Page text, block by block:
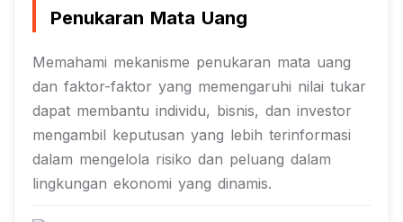
Penukaran Mata Uang
Memahami mekanisme penukaran mata uang
dan faktor-faktor yang memengaruhi nilai tukar
dapat membantu individu, bisnis, dan investor
mengambil keputusan yang lebih terinformasi
dalam mengelola risiko dan peluang dalam
lingkungan ekonomi yang dinamis.